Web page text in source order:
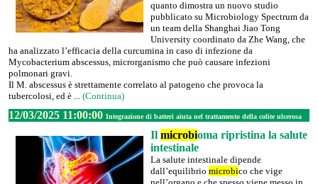
quanto dimostra un nuovo studio
pubblicato su Microbiology Spectrum da
un team della Shanghai Jiao Tong
University coordinato da Zhe Wang, che
ha analizzato l’efficacia della curcumina in caso di infezione da
Mycobacterium abscessus, microrganismo che può causare infezioni
polmonari gravi.
Il M. abscessus è strettamente correlato al patogeno che provoca la
tubercolosi, ed è ... (Continua)
12/03/2025 11:00:00 Integrazione di batteri aiuta nel trattamento della colite ulcerosa
Il microbioma ripristina la salute
intestinale
La salute intestinale dipende
dall’equilibrio microbico che vige